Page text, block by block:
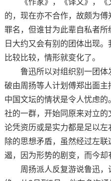
《作家》，《译文》，《
的，现在亦不合作，故颇为
罪名，但谁甘为此辈自私者
日大约又会有别的团体出现
比较比较，情形就变化了。
鲁迅所以对组织别一团体
破由周扬等人计划傅郑出面主
中国文坛的情状是令人忧虑
社的一群，开始同原来对立
论凭资历或是实力都是足以
除的思想矛盾，虽然经过左
遏，因为形势的剧变，而今却
周扬派人反复游说鲁迅，